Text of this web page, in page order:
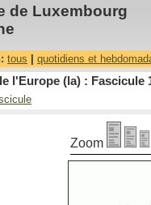
de Luxembourg
tous quotidiens et
l'Europe (la) : Fascicule
Zoom